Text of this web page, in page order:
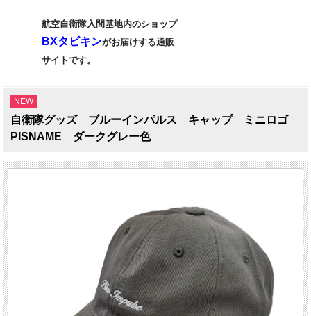
航空自衛隊入間基地内のショップ
BXタビキンがお届けする通販
サイトです。
NEW
自衛隊グッズ ブルーインパルス キャップ ミニロゴ
PISNAME ダークグレー色